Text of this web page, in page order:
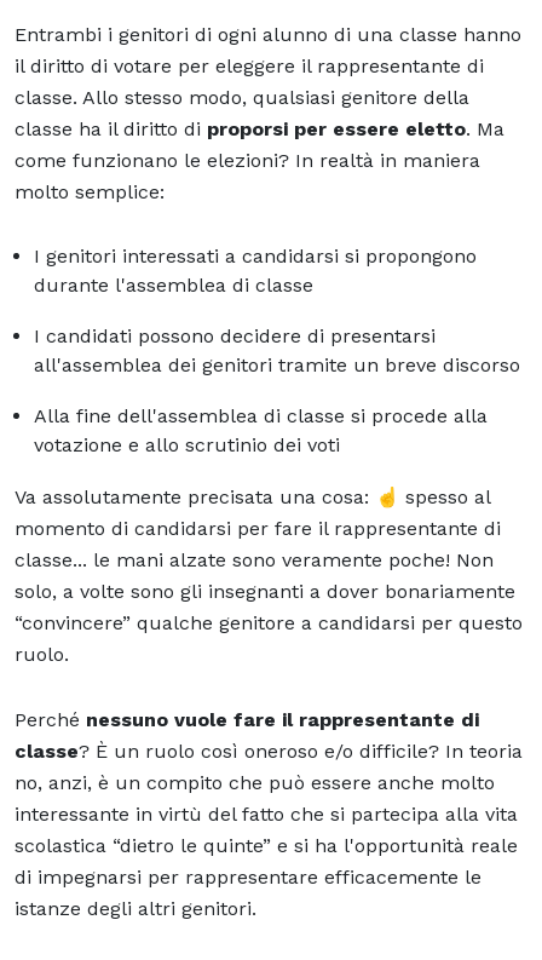
Entrambi i genitori di ogni alunno di una classe hanno
il diritto di votare per eleggere il rappresentante di
classe. Allo stesso modo, qualsiasi genitore della
classe ha il diritto di proporsi per essere eletto. Ma
come funzionano le elezioni? In realtà in maniera
molto semplice:
I genitori interessati a candidarsi si propongono
durante l'assemblea di classe
I candidati possono decidere di presentarsi
all'assemblea dei genitori tramite un breve discorso
Alla fine dell'assemblea di classe si procede alla
votazione e allo scrutinio dei voti
Va assolutamente precisata una cosa: ☝️ spesso al
momento di candidarsi per fare il rappresentante di
classe... le mani alzate sono veramente poche! Non
solo, a volte sono gli insegnanti a dover bonariamente
“convincere” qualche genitore a candidarsi per questo
ruolo.
Perché nessuno vuole fare il rappresentante di
classe? È un ruolo così oneroso e/o difficile? In teoria
no, anzi, è un compito che può essere anche molto
interessante in virtù del fatto che si partecipa alla vita
scolastica “dietro le quinte” e si ha l'opportunità reale
di impegnarsi per rappresentare efficacemente le
istanze degli altri genitori.